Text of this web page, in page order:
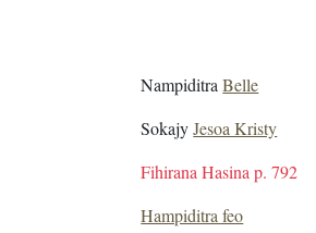
NampiditraBelle
SokajyJesoa Kristy
Fihirana Hasina p. 792
Hampiditra feo